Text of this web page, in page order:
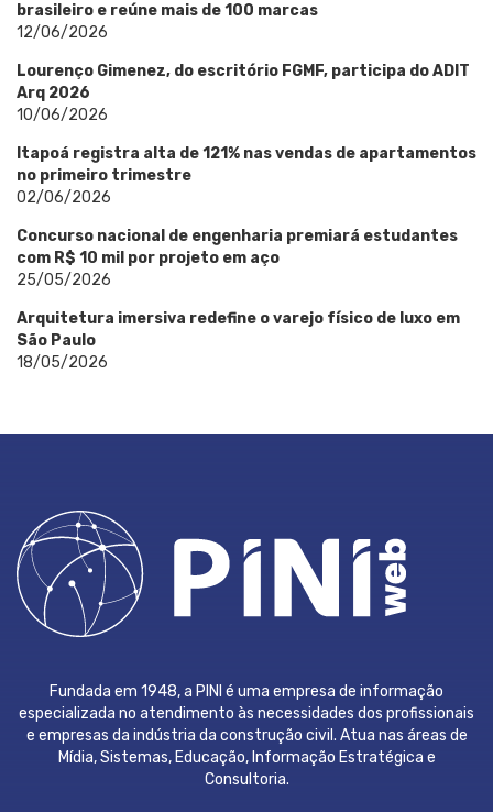
brasileiro e reúne mais de 100 marcas
12/06/2026
Lourenço Gimenez, do escritório FGMF, participa do ADIT
Arq 2026
10/06/2026
Itapoá registra alta de 121% nas vendas de apartamentos
no primeiro trimestre
02/06/2026
Concurso nacional de engenharia premiará estudantes
com R$ 10 mil por projeto em aço
25/05/2026
Arquitetura imersiva redefine o varejo físico de luxo em
São Paulo
18/05/2026
Fundada em 1948, a PINI é uma empresa de informação
especializada no atendimento às necessidades dos profissionais
e empresas da indústria da construção civil. Atua nas áreas de
Mídia, Sistemas, Educação, Informação Estratégica e
Consultoria.